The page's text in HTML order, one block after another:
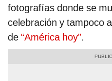
fotografías donde se
celebración y tampoco
de “América hoy”.